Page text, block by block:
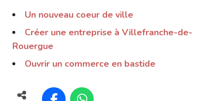
Un nouveau coeur de ville
Créer une entreprise à Villefranche-de-
Rouergue
Ouvrir un commerce en bastide